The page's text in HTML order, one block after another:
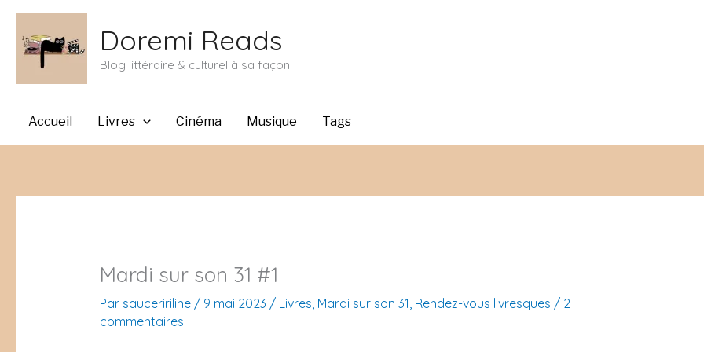
Aller
contenu
Doremi Reads
Blog littéraire & culturel à sa façon
Accueil Livres Cinéma Musique Tags
Mardi sur son 31 #1
Par sauceririline / 9 mai 2023 / Livres, Mardi sur son 31, Rendez-vous livresques / 2
commentaires